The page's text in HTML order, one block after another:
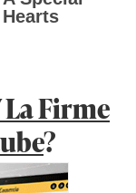
Firme
?